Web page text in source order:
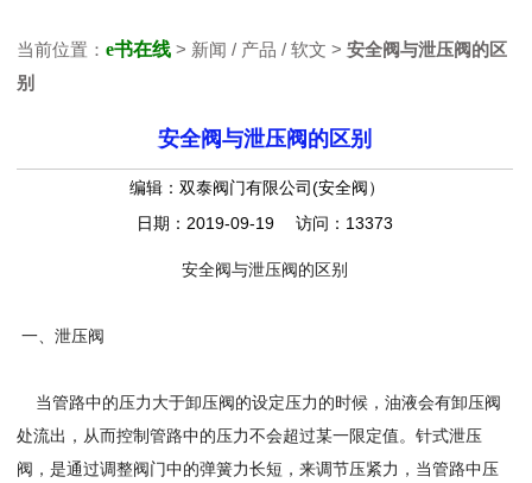
当前位置：e书在线 > 新闻 / 产品 / 软文 >安全阀与泄压阀的区
别
安全阀与泄压阀的区别
编辑：双泰阀门有限公司(安全阀）
日期：2019-09-19 访问：13373
安全阀与泄压阀的区别
一、泄压阀
当管路中的压力大于卸压阀的设定压力的时候，油液会有卸压阀
处流出，从而控制管路中的压力不会超过某一限定值。针式泄压
阀，是通过调整阀门中的弹簧力长短，来调节压紧力，当管路中压